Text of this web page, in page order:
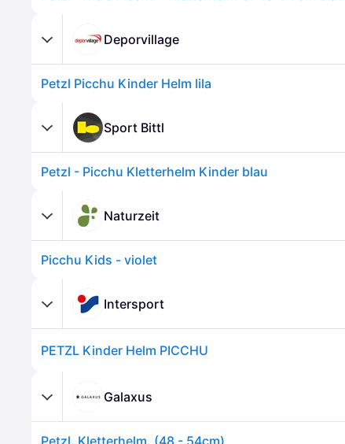
Deporvillage
Petzl Picchu Kinder Helm lila
Sport Bittl
Petzl - Picchu Kletterhelm Kinder blau
Naturzeit
Picchu Kids - violet
Intersport
PETZL Kinder Helm PICCHU
Galaxus
Petzl, Kletterhelm, (48 - 54cm)